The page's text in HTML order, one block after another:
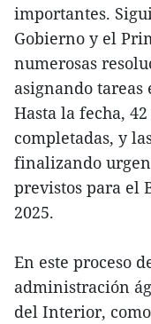
importantes.
Gobierno y el
numerosas
asignando
Hasta la fecha,
completadas, y
finalizando
previstos para el
2025.
En este proceso
administración
del Interior,